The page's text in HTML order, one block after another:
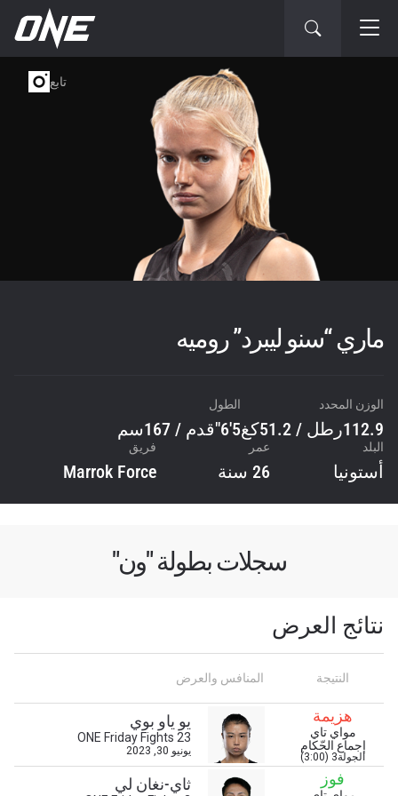
ماري “سنو ليبرد” روميه
الوزن المحدد
112.9رطل / 51.2كغ
الطول
5'6"قدم / 167سم
البلد
أستونيا
عمر
26 سنة
فريق
Marrok Force
تابع
سجلات بطولة "ون"
نتائج العرض
النتيجة المنافس والعرض
هزيمة
مواي تاي
إجماع الحّكام
الجولة3 (3:00)
يو ياو بوي
ONE Friday Fights 23
يونيو 30, 2023
فوز ثاي-نغان لي ابق على اطّلاع